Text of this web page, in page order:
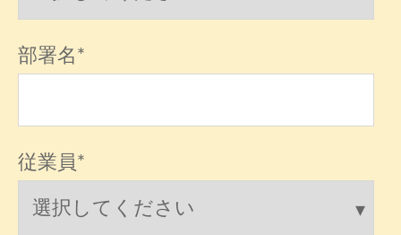
部署名*
従業員*